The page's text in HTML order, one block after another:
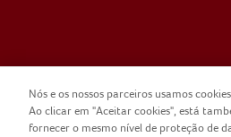
COPYRIGHT
Nós e os nossos parceiros usamos
Ao clicar em "Aceitar cookies", está
fornecer o mesmo nível de proteção de